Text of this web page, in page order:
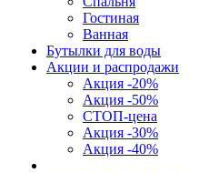
Гостиная
Ванная
Бутылки для воды
Акции и распродажи
Акция -20%
Акция -50%
СТОП-цена
Акция -30%
Акция -40%